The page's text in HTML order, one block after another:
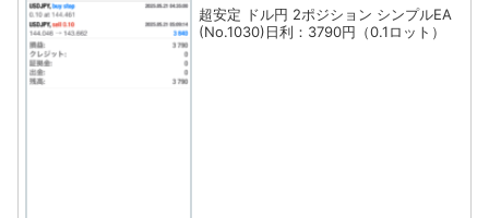
超安定 ドル円 2ポジション シンプルEA
(No.1030)日利：3790円（0.1ロット）